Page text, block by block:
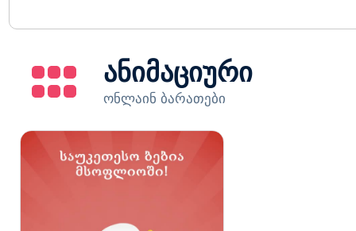
ანიმაციური
ონლაინ ბარათები